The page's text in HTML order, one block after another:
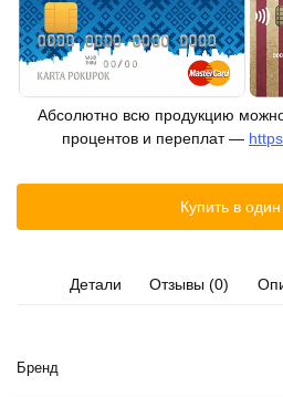
Абсолютно всю продукцию можно
процентов и переплат —
Купить в один
Детали Отзывы (0)
Бренд